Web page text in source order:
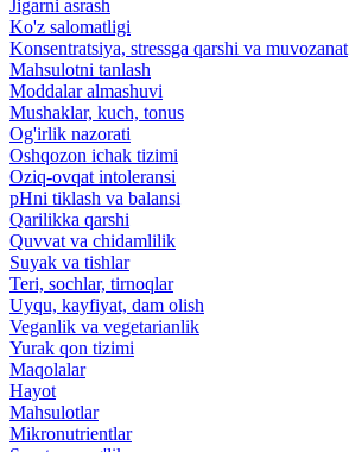
Jigarni asrash
Ko'z salomatligi
Konsentratsiya, stressga qarshi va muvozanat
Mahsulotni tanlash
Moddalar almashuvi
Mushaklar, kuch, tonus
Og'irlik nazorati
Oshqozon ichak tizimi
Oziq-ovqat intoleransi
pHni tiklash va balansi
Qarilikka qarshi
Quvvat va chidamlilik
Suyak va tishlar
Teri, sochlar, tirnoqlar
Uyqu, kayfiyat, dam olish
Veganlik va vegetarianlik
Yurak qon tizimi
Maqolalar
Hayot
Mahsulotlar
Mikronutrientlar